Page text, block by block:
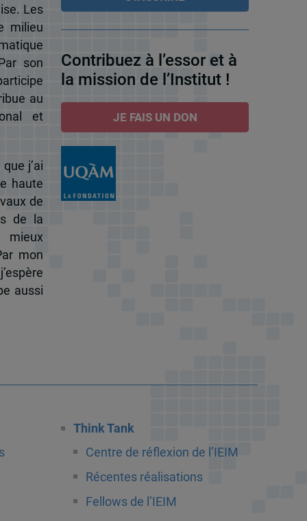
Les
milieu
son
au
et
j’ai
haute
de
de la
mieux
mon
aussi
Contribuez à l’essor et à
la mission de l’Institut !
JE FAIS UN DON
Think Tank
Centre de réflexion de l’IEIM
Récentes réalisations
Fellows de l’IEIM